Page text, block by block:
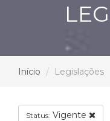
Início Legislações
Status: Vigente